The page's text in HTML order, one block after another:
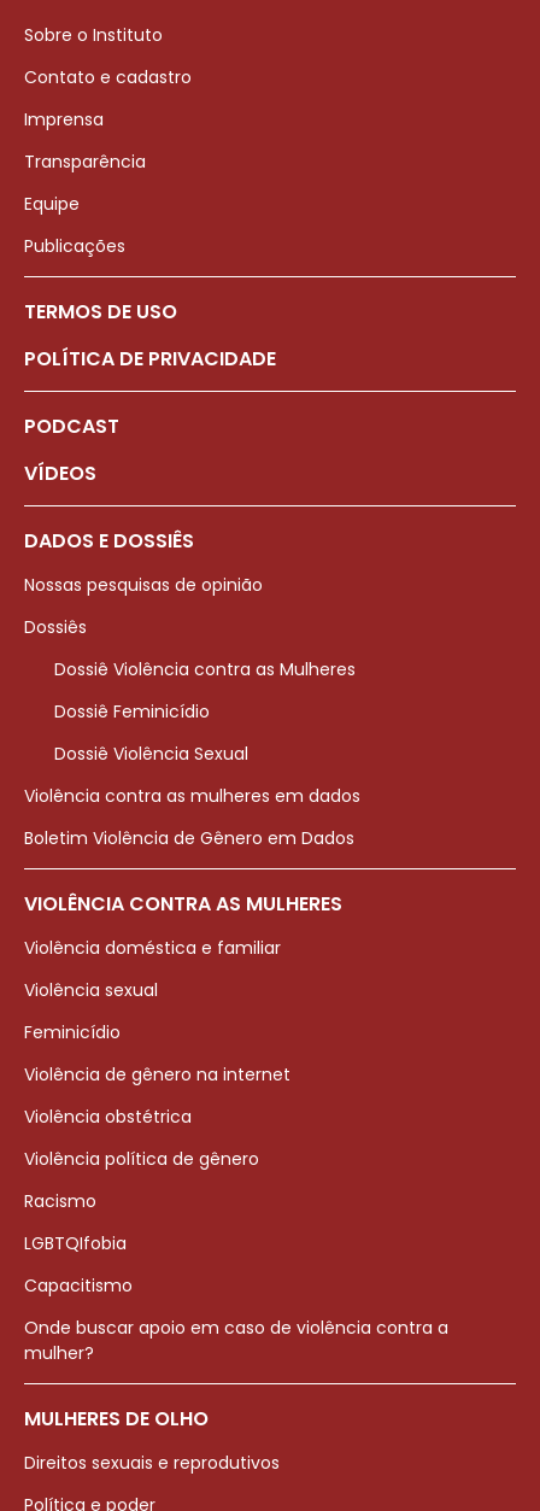
Sobre o Instituto
Contato e cadastro
Imprensa
Transparência
Equipe
Publicações
TERMOS DE USO
POLÍTICA DE PRIVACIDADE
PODCAST
VÍDEOS
DADOS E DOSSIÊS
Nossas pesquisas de opinião
Dossiês
Dossiê Violência contra as Mulheres
Dossiê Feminicídio
Dossiê Violência Sexual
Violência contra as mulheres em dados
Boletim Violência de Gênero em Dados
VIOLÊNCIA CONTRA AS MULHERES
Violência doméstica e familiar
Violência sexual
Feminicídio
Violência de gênero na internet
Violência obstétrica
Violência política de gênero
Racismo
LGBTQIfobia
Capacitismo
Onde buscar apoio em caso de violência contra a
mulher?
MULHERES DE OLHO
Direitos sexuais e reprodutivos
Política e poder